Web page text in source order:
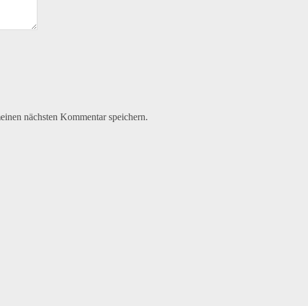
nächsten Kommentar speichern.